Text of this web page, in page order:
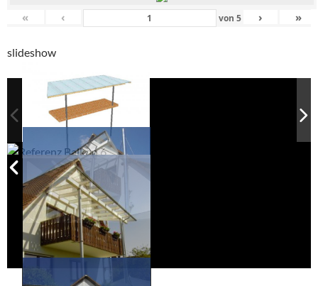
« ‹ von 5 › »
slideshow